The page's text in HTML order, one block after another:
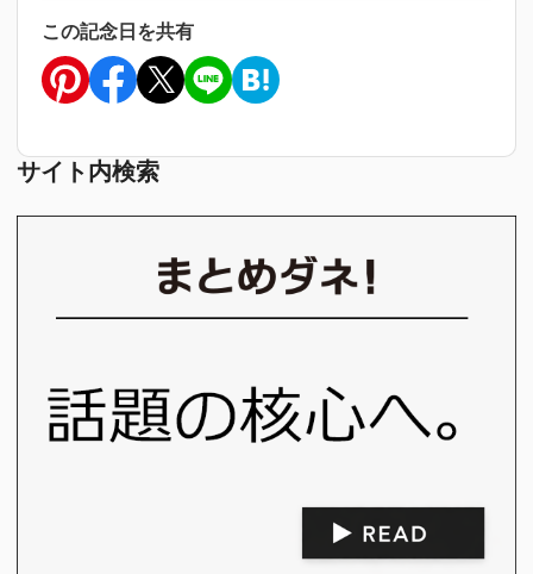
この記念日を共有
サイト内検索